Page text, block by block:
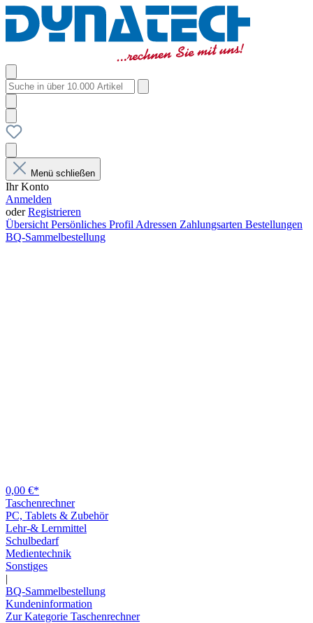
Menü schließen
Ihr Konto
Anmelden
oderRegistrieren
Übersicht Persönliches Profil Adressen Zahlungsarten Bestellungen
BQ-Sammelbestellung
0,00 €*
Taschenrechner
PC, Tablets & Zubehör
Lehr-& Lernmittel
Schulbedarf
Medientechnik
Sonstiges
|
BQ-Sammelbestellung
Kundeninformation
Zur Kategorie Taschenrechner